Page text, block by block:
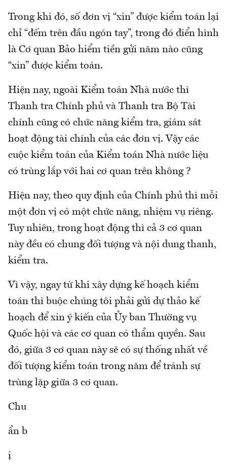
Trong khi đó, số đơn vị “xin” được kiểm toán lại
chỉ “đếm trên đầu ngón tay”, trong đó điển hình
là Cơ quan Bảo hiểm tiền gửi năm nào cũng
“xin” được kiểm toán.
Hiện nay, ngoài Kiểm toán Nhà nước thì
Thanh tra Chính phủ và Thanh tra Bộ Tài
chính cũng có chức năng kiểm tra, giám sát
hoạt động tài chính của các đơn vị. Vậy các
cuộc kiểm toán của Kiểm toán Nhà nước liệu
có trùng lắp với hai cơ quan trên không ?
Hiện nay, theo quy định của Chính phủ thì mỗi
một đơn vị có một chức năng, nhiệm vụ riêng.
Tuy nhiên, trong hoạt động thì cả 3 cơ quan
này đều có chung đối tượng và nội dung thanh,
kiểm tra.
Vì vậy, ngay từ khi xây dựng kế hoạch kiểm
toán thì buộc chúng tôi phải gửi dự thảo kế
hoạch để xin ý kiến của Ủy ban Thường vụ
Quốc hội và các cơ quan có thẩm quyền. Sau
đó, giữa 3 cơ quan này sẽ có sự thống nhất về
đối tượng kiểm toán trong năm để tránh sự
trùng lặp giữa 3 cơ quan.
Chu
ẩn b
ị